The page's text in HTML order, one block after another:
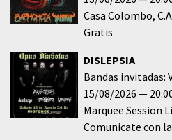
Casa Colombo
Gratis
DISLEPSIA
Bandas invitadas:
15/08/2026
Marquee Session
Comunicate con